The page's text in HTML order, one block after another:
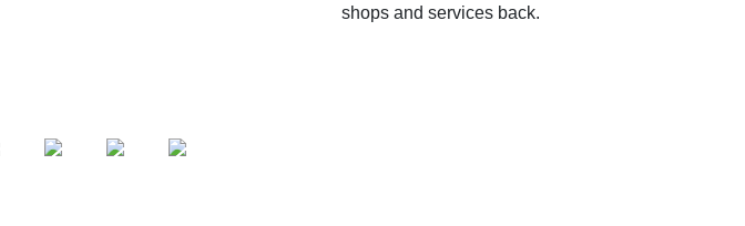
shops and services back.